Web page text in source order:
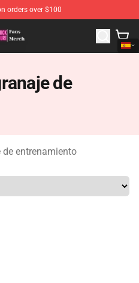
orders over $100
- The Best Store of Super Duck
de
de entrenamiento